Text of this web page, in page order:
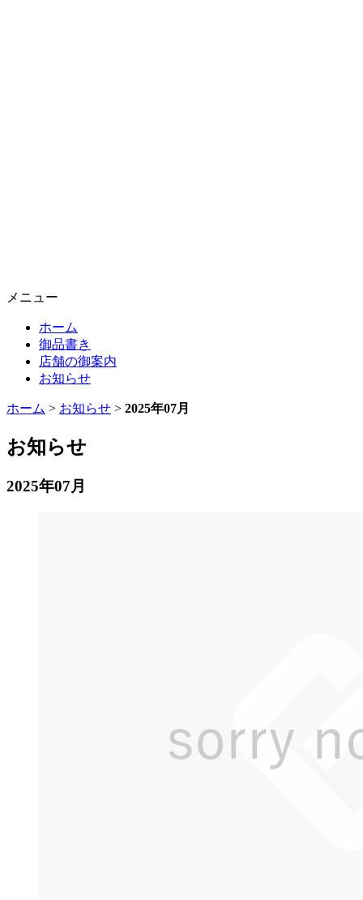
メニュー
ホーム
御品書き
店舗の御案内
お知らせ
ホーム > お知らせ > 2025年07月
お知らせ
2025年07月